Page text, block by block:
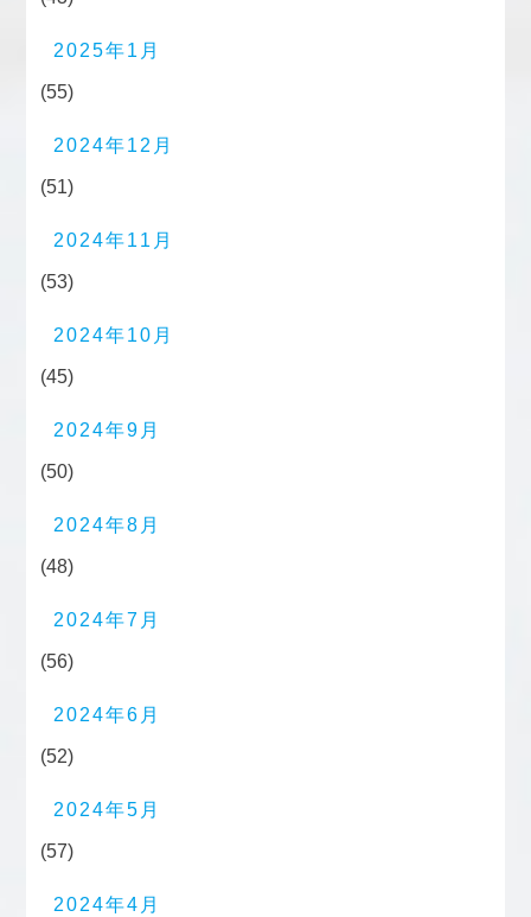
2025年1月
(55)
2024年12月
(51)
2024年11月
(53)
2024年10月
(45)
2024年9月
(50)
2024年8月
(48)
2024年7月
(56)
2024年6月
(52)
2024年5月
(57)
2024年4月